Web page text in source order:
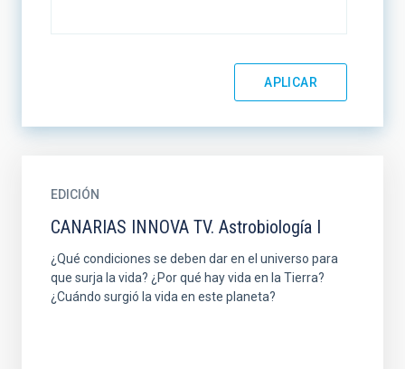
EDICIÓN
CANARIAS INNOVA TV. Astrobiología I
¿Qué condiciones se deben dar en el universo para
que surja la vida? ¿Por qué hay vida en la Tierra?
¿Cuándo surgió la vida en este planeta?